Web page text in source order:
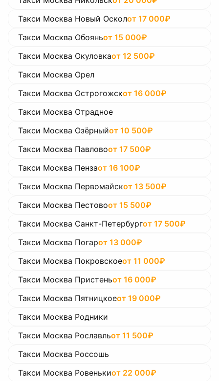
Такси Москва Новый Осколот 17 000₽
Такси Москва Обояньот 15 000₽
Такси Москва Окуловкаот 12 500₽
Такси Москва Орел
Такси Москва Острогожскот 16 000₽
Такси Москва Отрадное
Такси Москва Озёрныйот 10 500₽
Такси Москва Павловоот 17 500₽
Такси Москва Пензаот 16 100₽
Такси Москва Первомайскот 13 500₽
Такси Москва Пестовоот 15 500₽
Такси Москва Санкт-Петербургот 17 500₽
Такси Москва Погарот 13 000₽
Такси Москва Покровскоеот 11 000₽
Такси Москва Пристеньот 16 000₽
Такси Москва Пятницкоеот 19 000₽
Такси Москва Родники
Такси Москва Рославльот 11 500₽
Такси Москва Россошь
Такси Москва Ровенькиот 22 000₽